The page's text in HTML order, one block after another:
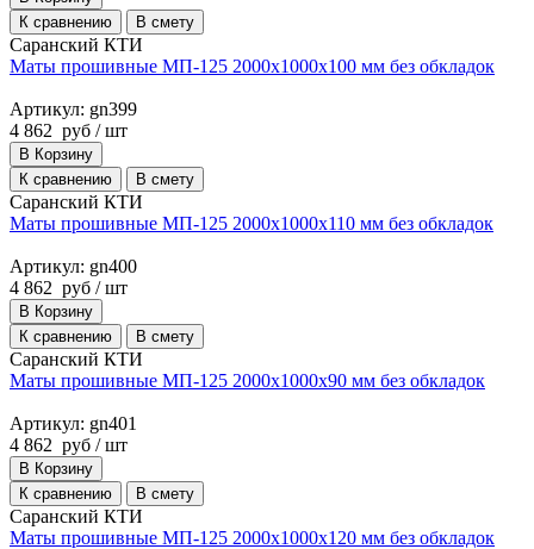
К сравнению
В смету
Саранский КТИ
Маты прошивные МП-125 2000х1000х100 мм без обкладок
Артикул: gn399
4 862 руб / шт
В Корзину
К сравнению
В смету
Саранский КТИ
Маты прошивные МП-125 2000х1000х110 мм без обкладок
Артикул: gn400
4 862 руб / шт
В Корзину
К сравнению
В смету
Саранский КТИ
Маты прошивные МП-125 2000х1000х90 мм без обкладок
Артикул: gn401
4 862 руб / шт
В Корзину
К сравнению
В смету
Саранский КТИ
Маты прошивные МП-125 2000х1000х120 мм без обкладок